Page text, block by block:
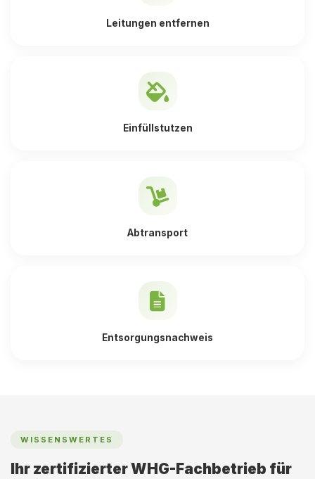
Leitungen entfernen
Einfüllstutzen
Abtransport
Entsorgungsnachweis
WISSENSWERTES
Ihr zertifizierter WHG-Fachbetrieb für